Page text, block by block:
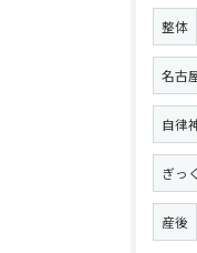
整体
名古
自律
ぎっ
産後